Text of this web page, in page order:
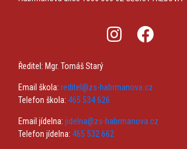
Ředitel: Mgr. Tomáš Starý
Email škola: reditel@zs-habrmanova.cz
Telefon škola: 465 534 626
Email jídelna: jidelna@zs-habrmanova.cz
Telefon jídelna: 465 532 662